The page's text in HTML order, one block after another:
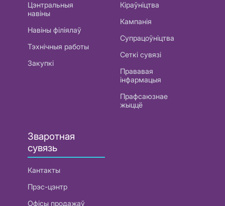
Цэнтральныя
навіны
Навіны філіялаў
Тэхнічныя работы
Закупкі
Кіраўніцтва
Кампанія
Супрацоўніцтва
Сеткі сувязі
Прававая
інфармацыя
Прафсаюзнае
жыццё
Зваротная
сувязь
Кантакты
Прэс-цэнтр
Офісы продажаў